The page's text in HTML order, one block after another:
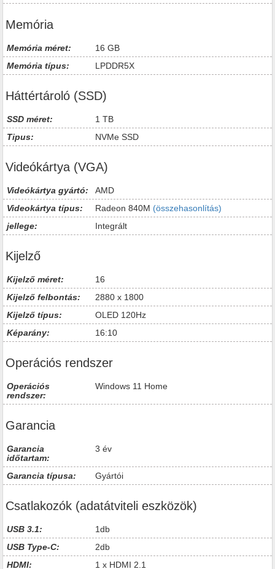
Memória
Memória méret:
16 GB
Memória típus:
LPDDR5X
Háttértároló (SSD)
SSD méret:
1 TB
Tipus:
NVMe SSD
Videókártya (VGA)
Videókártya gyártó:
AMD
Videokártya típus:
Radeon 840M (összehasonlítás)
jellege:
Integrált
Kijelző
Kijelző méret:
16
Kijelző felbontás:
2880 x 1800
Kijelző típus:
OLED 120Hz
Képarány:
16:10
Operációs rendszer
Operációs
rendszer:
Windows 11 Home
Garancia
Garancia
időtartam:
3 év
Garancia típusa: Gyártói
Csatlakozók (adatátviteli eszközök)
USB 3.1:
1db
USB Type-C:
2db
HDMI:
1 x HDMI 2.1